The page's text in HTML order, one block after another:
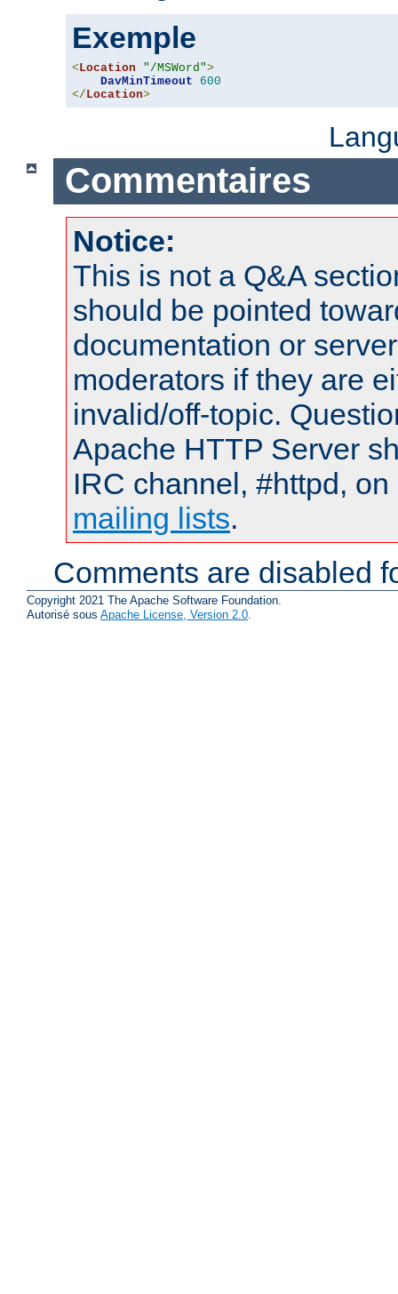
Exemple
< Location "/MSWord">
DavMinTimeout
600
</ Location>
Commentaires
Notice:
This is not a Q&A
should be pointed
documentation or
moderators if they are
invalid/off-topic.
Apache HTTP Server
IRC channel, #httpd,
mailing lists.
Comments are disabled
Copyright 2021 The Apache Software Foundation.
Autorisé sous Apache License, Version 2.0